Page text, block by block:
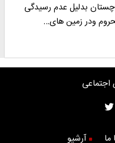
بدلیل عدم رسیدگی
ودر زمین های…
اجتماعی
آرشیو